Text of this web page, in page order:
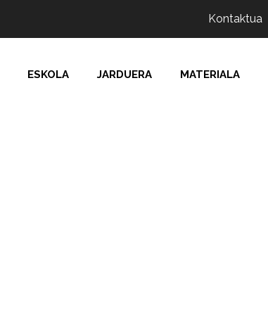
Kontaktua
ESKOLA JARDUERA MATERIALA